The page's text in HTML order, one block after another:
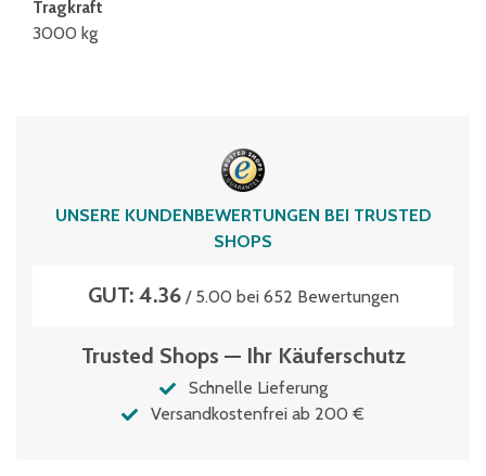
Tragkraft
3000 kg
UNSERE KUNDENBEWERTUNGEN BEI TRUSTED
SHOPS
GUT: 4.36/ 5.00 bei 652 Bewertungen
Trusted Shops — Ihr Käuferschutz
Schnelle Lieferung
Versandkostenfrei ab 200 €